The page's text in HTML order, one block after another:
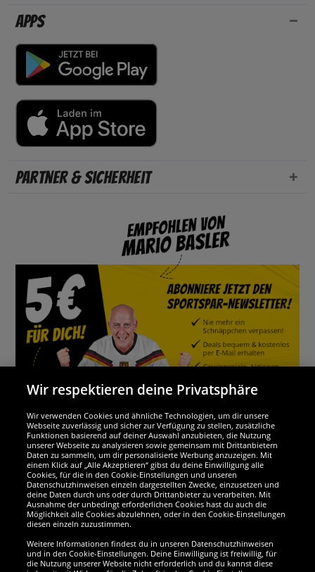
Apps
Partner & Sicherheit
Wir sind ausgezeichnet
Wir respektieren deine Privatsphäre
Wir verwenden Cookies und ähnliche Technologien, um dir unsere
Webseite zuverlässig und sicher zur Verfügung zu stellen, zusätzliche
Funktionen basierend auf deiner Auswahl anzubieten, die Nutzung
unserer Webseite zu analysieren sowie gemeinsam mit Drittanbietern
Daten zu sammeln, um dir personalisierte Werbung anzuzeigen. Mit
einem Klick auf „Alle Akzeptieren“ gibst du deine Einwilligung alle
Cookies, für die in den Cookie-Einstellungen und unseren
Datenschutzhinweisen einzeln dargestellten Zwecke, einzusetzen und
deine Daten durch uns oder durch Drittanbieter zu verarbeiten. Mit
Ausnahme der unbedingt erforderlichen Cookies hast du auch die
Möglichkeit alle Cookies abzulehnen, oder in den Cookie-Einstellungen
diesen einzeln zuzustimmen.
Weitere Informationen findest du in unseren Datenschutzhinweisen
und in den Cookie-Einstellungen. Deine Einwilligung ist freiwillig, für
die Nutzung unserer Website nicht erforderlich und du kannst diese